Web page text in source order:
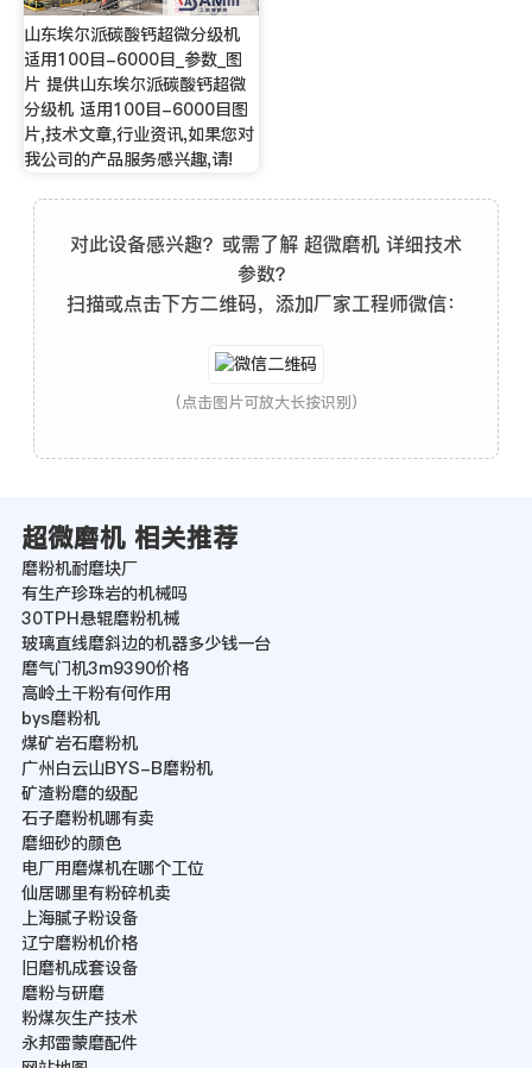
山东埃尔派碳酸钙超微分级机
适用100目-6000目_参数_图
片 提供山东埃尔派碳酸钙超微
分级机 适用100目-6000目图
片,技术文章,行业资讯,如果您对
我公司的产品服务感兴趣,请!
对此设备感兴趣？或需了解 超微磨机 详细技术
参数？
扫描或点击下方二维码，添加厂家工程师微信：
(点击图片可放大长按识别)
超微磨机 相关推荐
磨粉机耐磨块厂
有生产珍珠岩的机械吗
30TPH悬辊磨粉机械
玻璃直线磨斜边的机器多少钱一台
磨气门机3m9390价格
高岭土干粉有何作用
bys磨粉机
煤矿岩石磨粉机
广州白云山BYS-B磨粉机
矿渣粉磨的级配
石子磨粉机哪有卖
磨细砂的颜色
电厂用磨煤机在哪个工位
仙居哪里有粉碎机卖
上海腻子粉设备
辽宁磨粉机价格
旧磨机成套设备
磨粉与研磨
粉煤灰生产技术
永邦雷蒙磨配件